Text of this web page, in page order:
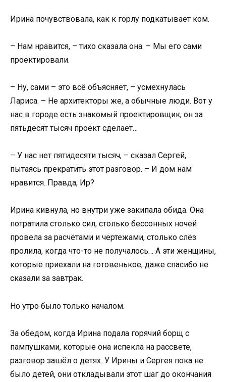
Ирина почувствовала, как к горлу подкатывает ком.
– Нам нравится, – тихо сказала она. – Мы его сами
проектировали.
– Ну, сами – это всё объясняет, – усмехнулась
Лариса. – Не архитекторы же, а обычные люди. Вот у
нас в городе есть знакомый проектировщик, он за
пятьдесят тысяч проект сделает…
– У нас нет пятидесяти тысяч, – сказал Сергей,
пытаясь прекратить этот разговор. – И дом нам
нравится. Правда, Ир?
Ирина кивнула, но внутри уже закипала обида. Она
потратила столько сил, столько бессонных ночей
провела за расчётами и чертежами, столько слёз
пролила, когда что-то не получалось… А эти женщины,
которые приехали на готовенькое, даже спасибо не
сказали за завтрак.
Но утро было только началом.
За обедом, когда Ирина подала горячий борщ с
пампушками, которые она испекла на рассвете,
разговор зашёл о детях. У Ирины и Сергея пока не
было детей, они откладывали этот шаг до окончания